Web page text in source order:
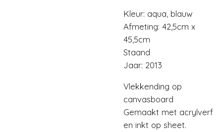
Kleur: aqua, blauw
Afmeting: 42,5cm x
45,5cm
Staand
Jaar: 2013
Vlekkending op
canvasboard
Gemaakt met acrylverf
en inkt op sheet.